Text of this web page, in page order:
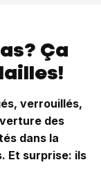
Ça
verrouillés,
des
dans la
Et surprise: ils